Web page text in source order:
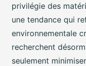
privilégie des
une tendance qui
environnementale
recherchent
seulement